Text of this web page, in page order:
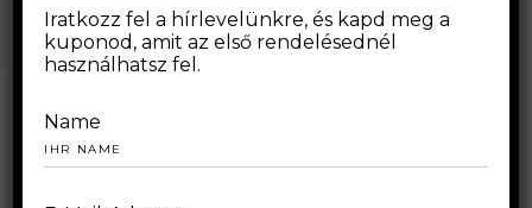
EXKLUSIVES KLEID – BLUMENFELD
WEBSHOP
Iratkozz fel a hírlevelünkre, és kapd meg a
kuponod, amit az első rendelésednél
használhatsz fel.
Name